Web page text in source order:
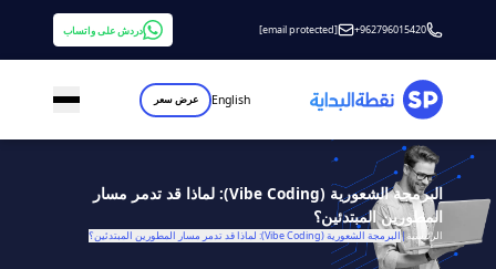
+962796015420
[email protected] دردش على واتساب
English عرض سعر
البرمجة الشعورية (Vibe Coding): لماذا قد تدمر مسار
المطورين المبتدئين؟
الرئيسية|البرمجة الشعورية (Vibe Coding): لماذا قد تدمر مسار المطورين المبتدئين؟